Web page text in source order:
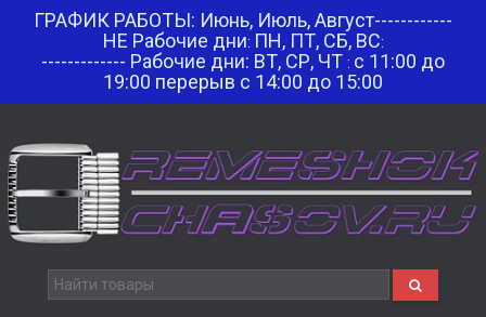
ГРАФИК РАБОТЫ: Июнь, Июль, Август------------
НЕ Рабочие дни: ПН, ПТ, СБ, ВС:
------------- Рабочие дни: ВТ, СР, ЧТ : с 11:00 до
19:00 перерыв с 14:00 до 15:00